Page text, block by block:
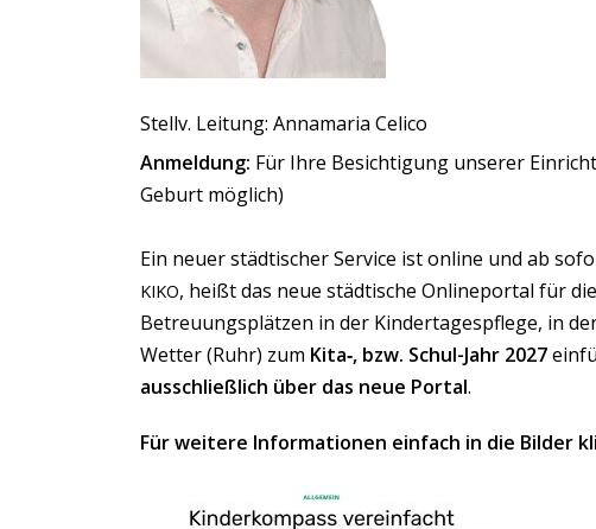
Please
ignore
Please
ignore
Mitteilung
Stellv. Leitung: Annamaria Celico
Anmeldung: Für Ihre Besichtigung unserer
Geburt möglich)
Ein neuer städtischer Service ist online und ab
KIKO, heißt das neue städtische Onlineportal für
Betreuungsplätzen in der Kindertagespflege, in
Wetter (Ruhr) zum Kita‑, bzw. Schul-Jahr 2027
ausschließlich über das neue Portal.
Für weitere Informationen einfach in die Bilder